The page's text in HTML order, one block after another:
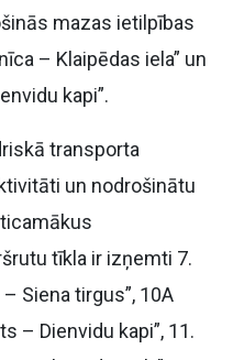
mazas ietilpības
– Klaipēdas iela” un
kapi”.
transporta
un nodrošinātu
tīkla ir izņemti 7.
Siena tirgus”, 10A
– Dienvidu kapi”, 11.